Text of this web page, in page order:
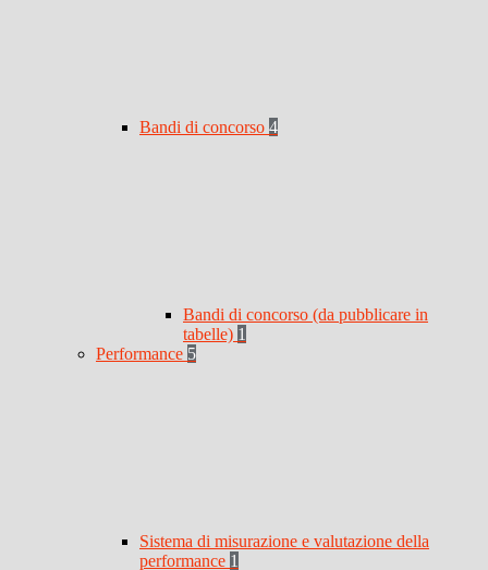
Bandi di concorso 4
Bandi di concorso (da pubblicare in
tabelle) 1
Performance 5
Sistema di misurazione e valutazione della
performance 1